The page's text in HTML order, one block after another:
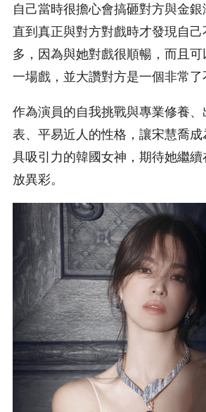
自己當時很擔心會搞砸對方與金銀
直到真正與對方對戲時才發現自
多，因為與她對戲很順暢，而且
一場戲，並大讚對方是一個非常了
作為演員的自我挑戰與專業修養
表、平易近人的性格，讓宋慧喬
具吸引力的韓國女神，期待她繼
放異彩。